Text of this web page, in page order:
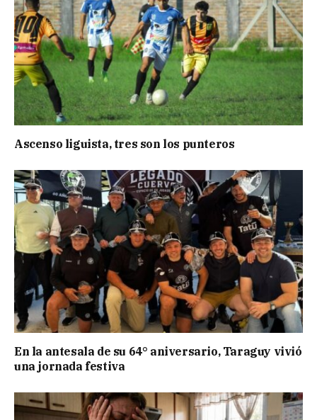
Ascenso liguista, tres son los punteros
En la antesala de su 64° aniversario, Taraguy vivió
una jornada festiva